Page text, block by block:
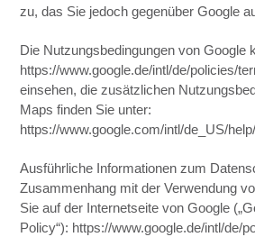
zu, das Sie jedoch gegenüber Google
Die Nutzungsbedingungen von Google
https://www.google.de/intl/de/policies/
einsehen, die zusätzlichen
Maps finden Sie unter:
https://www.google.com/intl/de_US/
Ausführliche Informationen zum
Zusammenhang mit der Verwendung
Sie auf der Internetseite von Google
Policy“): https://www.google.de/intl/de/